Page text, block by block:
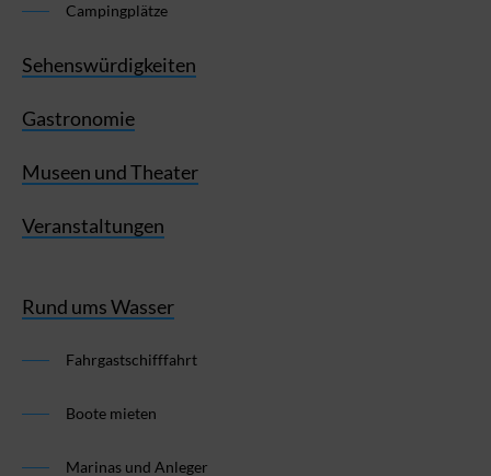
Campingplätze
Sehenswürdigkeiten
Gastronomie
Museen und Theater
Veranstaltungen
Rund ums Wasser
Fahrgastschifffahrt
Boote mieten
Marinas und Anleger